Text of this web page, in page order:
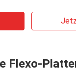
Flexo-